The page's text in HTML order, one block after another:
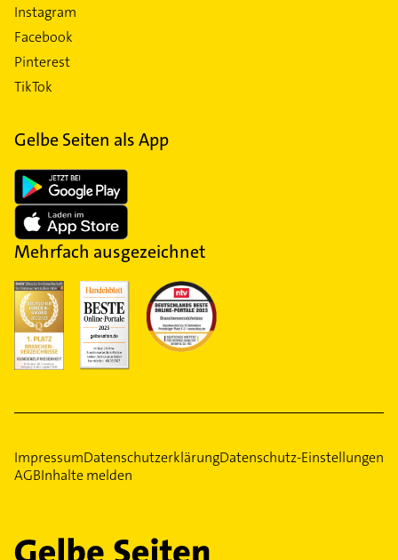
Instagram
Facebook
Pinterest
TikTok
Gelbe Seiten als App
Mehrfach ausgezeichnet
ImpressumDatenschutzerklärungDatenschutz-Einstellungen
AGBInhalte melden